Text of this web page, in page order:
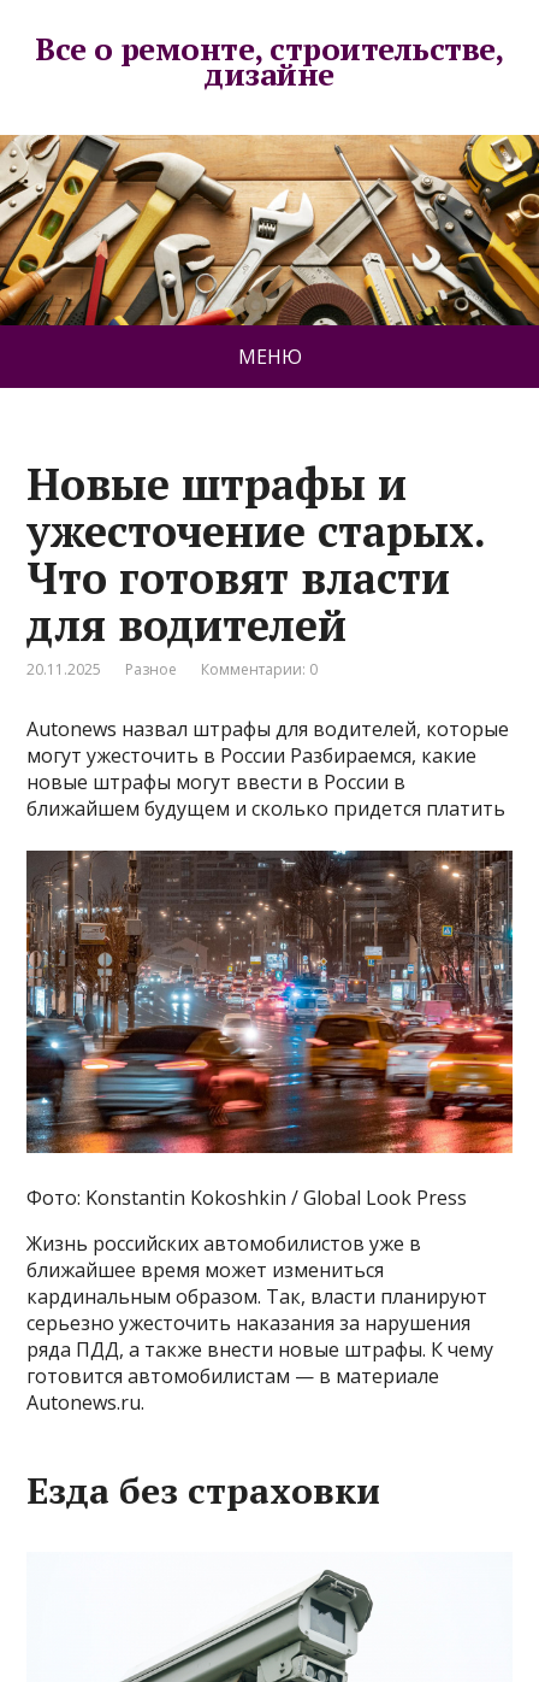
Все о ремонте, строительстве,
дизайне
МЕНЮ
Новые штрафы и
ужесточение старых.
Что готовят власти
для водителей
20.11.2025 Разное Комментарии: 0
Autonews назвал штрафы для водителей, которые
могут ужесточить в России Разбираемся, какие
новые штрафы могут ввести в России в
ближайшем будущем и сколько придется платить
Фото: Konstantin Kokoshkin / Global Look Press
Жизнь российских автомобилистов уже в
ближайшее время может измениться
кардинальным образом. Так, власти планируют
серьезно ужесточить наказания за нарушения
ряда ПДД, а также внести новые штрафы. К чему
готовится автомобилистам — в материале
Autonews.ru.
Езда без страховки